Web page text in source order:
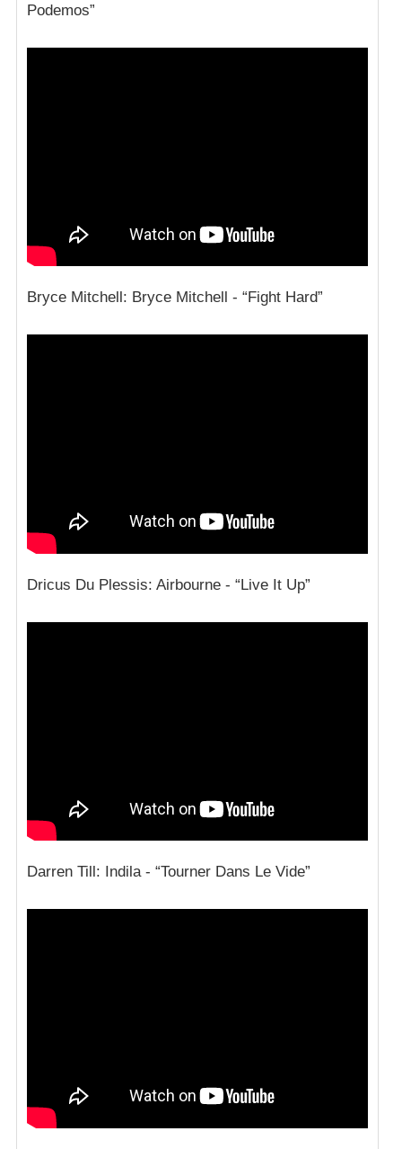
Podemos”
Bryce Mitchell: Bryce Mitchell - “Fight Hard”
Dricus Du Plessis: Airbourne - “Live It Up”
Darren Till: Indila - “Tourner Dans Le Vide”